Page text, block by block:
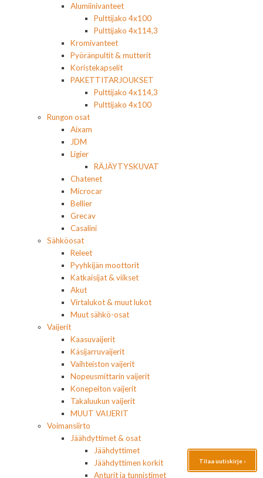
Alumiinivanteet
Pulttijako 4x100
Pulttijako 4x114,3
Kromivanteet
Pyöränpultit & mutterit
Koristekapselit
PAKETTITARJOUKSET
Pulttijako 4x114,3
Pulttijako 4x100
Rungon osat
Aixam
JDM
Ligier
RÄJÄYTYSKUVAT
Chatenet
Microcar
Bellier
Grecav
Casalini
Sähköosat
Releet
Pyyhkijän moottorit
Katkaisijat & viikset
Akut
Virtalukot & muut lukot
Muut sähkö-osat
Vaijerit
Kaasuvaijerit
Käsijarruvaijerit
Vaihteiston vaijerit
Nopeusmittarin vaijerit
Konepeiton vaijerit
Takaluukun vaijerit
MUUT VAIJERIT
Voimansiirto
Jäähdyttimet & osat
Jäähdyttimet
Jäähdyttimen korkit
Anturit ja tunnistimet
Tilaa uutiskirje ›